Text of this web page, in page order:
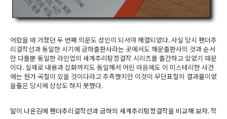
어렸을 때 가졌던 두 번째 의문도 성인이 되서야 해결되었다. 사실 당시 팬더추
리걸작선과 동일한 시기에 금하출판사라는 곳에서도 해문출판사의 것과 순서
만 다를뿐 동일한 라인업의 세계추리탐정걸작 시리즈를 출간하고 있었기 때문
이다. 실제로 내용과 삽화까지도 동일해서 어린 마음에도 이 미스테리한 사건
에는 뭔가 곡절이 있을 것이다라고 추측했지만 이것이 무단표절의 결과물이었
을줄은 당시에 상상도 하지 못했다.
말이 나온김에 팬더추리걸작선과 금하의 세계추리탐정걸작을 비교해 보자. 작